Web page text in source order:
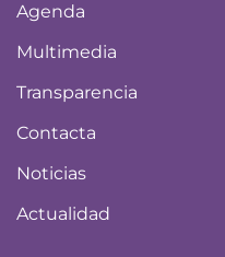
Agenda
Multimedia
Transparencia
Contacta
Noticias
Actualidad